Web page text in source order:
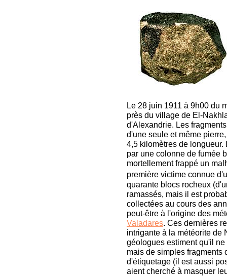
Le 28 juin 1911 à 9h00 du
près du village de El-
d'Alexandrie. Les
d'une seule et même
4,5 kilomètres de
par une colonne de fumée
mortellement frappé un
première victime connue
quarante blocs rocheux
ramassés, mais il est
collectées au cours des
peut-être à l'origine des
Valadares. Ces dernières
intrigante à la météorite de
géologues estiment qu'il
mais de simples fragments
d'étiquetage (il est aussi
aient cherché à masquer